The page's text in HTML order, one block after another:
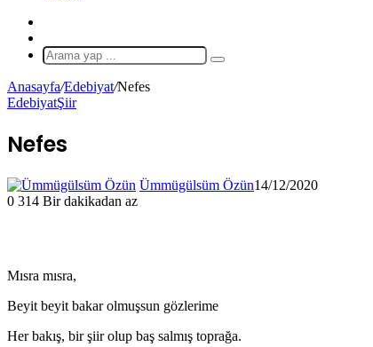
Makale
Arama
Anasayfa/Edebiyat/Nefes
EdebiyatŞiir
Nefes
Ümmügülsüm Özün14/12/2020
0 314 Bir dakikadan az
Mısra mısra,
Beyit beyit bakar olmuşsun gözlerime
Her bakış, bir şiir olup baş salmış toprağa.